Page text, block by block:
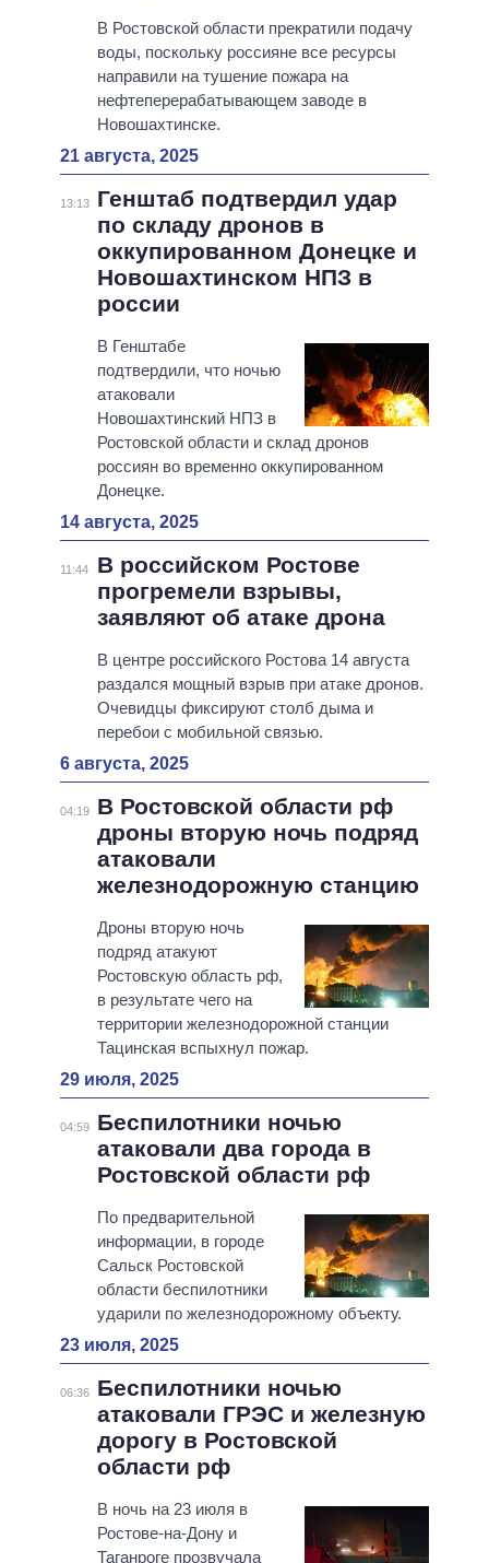
В Ростовской области прекратили подачу
воды, поскольку россияне все ресурсы
направили на тушение пожара на
нефтеперерабатывающем заводе в
Новошахтинске.
21 августа, 2025
13:13
Генштаб подтвердил удар
по складу дронов в
оккупированном Донецке и
Новошахтинском НПЗ в
россии
В Генштабе
подтвердили, что ночью
атаковали
Новошахтинский НПЗ в
Ростовской области и склад дронов
россиян во временно оккупированном
Донецке.
14 августа, 2025
11:44
В российском Ростове
прогремели взрывы,
заявляют об атаке дрона
В центре российского Ростова 14 августа
раздался мощный взрыв при атаке дронов.
Очевидцы фиксируют столб дыма и
перебои с мобильной связью.
6 августа, 2025
04:19
В Ростовской области рф
дроны вторую ночь подряд
атаковали
железнодорожную станцию
Дроны вторую ночь
подряд атакуют
Ростовскую область рф,
в результате чего на
территории железнодорожной станции
Тацинская вспыхнул пожар.
29 июля, 2025
04:59
Беспилотники ночью
атаковали два города в
Ростовской области рф
По предварительной
информации, в городе
Сальск Ростовской
области беспилотники
ударили по железнодорожному объекту.
23 июля, 2025
06:36
Беспилотники ночью
атаковали ГРЭС и железную
дорогу в Ростовской
области рф
В ночь на 23 июля в
Ростове-на-Дону и
Таганроге прозвучала